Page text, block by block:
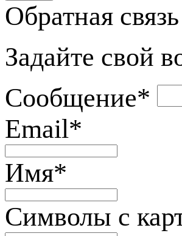
Обратная связь
Задайте свой
Сообщение*
Email*
Имя*
Символы с